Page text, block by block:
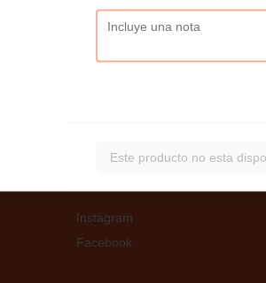
Instagram
Facebook
Este producto no esta